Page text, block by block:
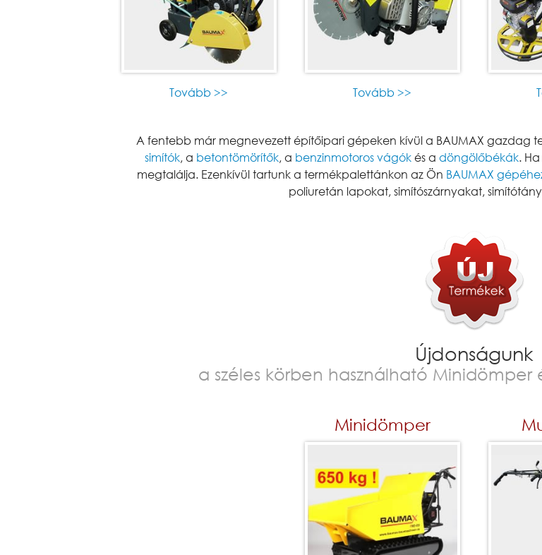
Tovább >> Tovább >>
A fentebb már megnevezett építőipari gépeken kívül a BAUMAX
simítók, a betontömörítők, a benzinmotoros vágókés a döngölőbékák.
megtalálja. Ezenkívül tartunk a termékpalettánkon az Ön BAUMAX
poliuretán lapokat, simítószárnyakat,
Újdonságunk
a széles körben használható Minidömper
Minidömper